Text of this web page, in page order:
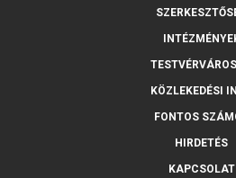
KÖZLEKEDÉSI
FONTOS
HIRDETÉS
KAPCSOLAT